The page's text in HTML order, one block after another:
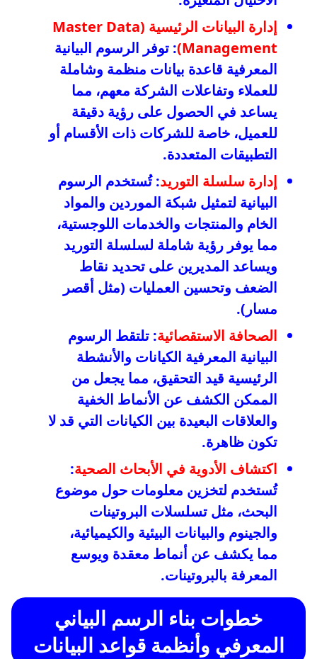
إدارة البيانات الرئيسية (Master Data
Management) : توفر الرسوم البيانية
المعرفية قاعدة بيانات منظمة وشاملة
للعملاء وتفاعلات الشركة معهم، مما
يساعد في الحصول على رؤية دقيقة
للعميل، خاصة للشركات ذات الأقسام أو
التطبيقات المتعددة.
إدارة سلسلة التوريد: تُستخدم الرسوم
البيانية لتمثيل شبكة الموردين والمواد
الخام والمنتجات والخدمات اللوجستية،
مما يوفر رؤية شاملة لسلسلة التوريد
ويساعد المديرين على تحديد نقاط
الضعف وتحسين العمليات (مثل أقصر
مسار).
الصحافة الاستقصائية: تلتقط الرسوم
البيانية المعرفية الكيانات والأنشطة
الرئيسية قيد التحقيق، مما يجعل من
الممكن الكشف عن الأنماط الخفية
والعلاقات البعيدة بين الكيانات التي قد لا
تكون ظاهرة.
اكتشاف الأدوية في الأبحاث الصحية:
تُستخدم لتخزين معلومات حول موضوع
البحث، مثل تسلسلات البروتينات
والجينوم والبيانات البيئية والكيميائية،
مما يكشف عن أنماط معقدة ويوسع
المعرفة بالبروتينات.
خطوات بناء الرسم البياني
المعرفي وأنظمة قواعد البيانات